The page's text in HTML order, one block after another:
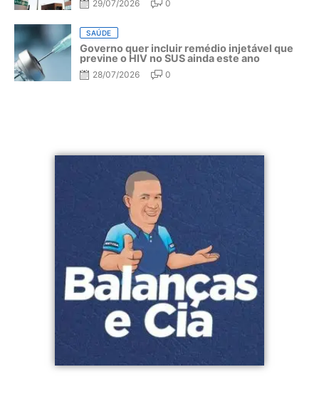
29/07/2026 0
SAÚDE
Governo quer incluir remédio injetável que
previne o HIV no SUS ainda este ano
28/07/2026 0